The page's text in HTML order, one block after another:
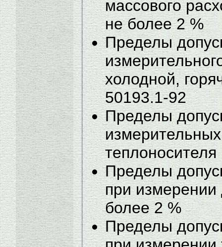
массового
не более 2 %
Пределы
холодной,
50193.1-92
Пределы
Пределы
при измерении
более 2 %
Пределы